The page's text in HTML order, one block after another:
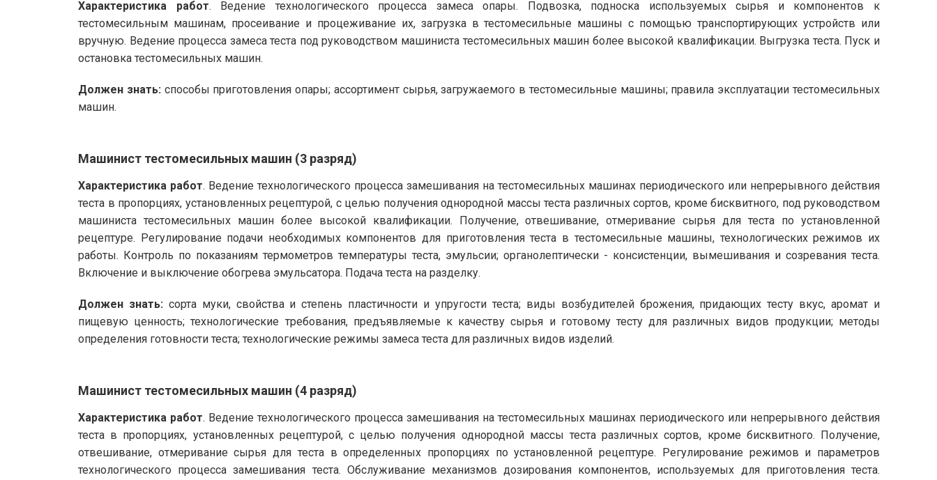
Характеристика работ. Ведение технологического процесса замеса опары. Подвозка, подноска используемых сырья и компонентов к
тестомесильным машинам, просеивание и процеживание их, загрузка в тестомесильные машины с помощью транспортирующих устройств или
вручную. Ведение процесса замеса теста под руководством машиниста тестомесильных машин более высокой квалификации. Выгрузка теста. Пуск и
остановка тестомесильных машин.
Должен знать:способы приготовления опары; ассортимент сырья, загружаемого в тестомесильные машины; правила эксплуатации тестомесильных
машин.
Машинист тестомесильных машин (3 разряд)
Характеристика работ. Ведение технологического процесса замешивания на тестомесильных машинах периодического или непрерывного действия
теста в пропорциях, установленных рецептурой, с целью получения однородной массы теста различных сортов, кроме бисквитного, под руководством
машиниста тестомесильных машин более высокой квалификации. Получение, отвешивание, отмеривание сырья для теста по установленной
рецептуре. Регулирование подачи необходимых компонентов для приготовления теста в тестомесильные машины, технологических режимов их
работы. Контроль по показаниям термометров температуры теста, эмульсии; органолептически - консистенции, вымешивания и созревания теста.
Включение и выключение обогрева эмульсатора. Подача теста на разделку.
Должен знать:сорта муки, свойства и степень пластичности и упругости теста; виды возбудителей брожения, придающих тесту вкус, аромат и
пищевую ценность; технологические требования, предъявляемые к качеству сырья и готовому тесту для различных видов продукции; методы
определения готовности теста; технологические режимы замеса теста для различных видов изделий.
Машинист тестомесильных машин (4 разряд)
Характеристика работ. Ведение технологического процесса замешивания на тестомесильных машинах периодического или непрерывного действия
теста в пропорциях, установленных рецептурой, с целью получения однородной массы теста различных сортов, кроме бисквитного. Получение,
отвешивание, отмеривание сырья для теста в определенных пропорциях по установленной рецептуре. Регулирование режимов и параметров
технологического процесса замешивания теста. Обслуживание механизмов дозирования компонентов, используемых для приготовления теста.